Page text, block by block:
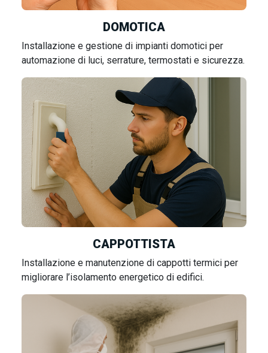
DOMOTICA
Installazione e gestione di impianti domotici per
automazione di luci, serrature, termostati e sicurezza.
CAPPOTTISTA
Installazione e manutenzione di cappotti termici per
migliorare l’isolamento energetico di edifici.